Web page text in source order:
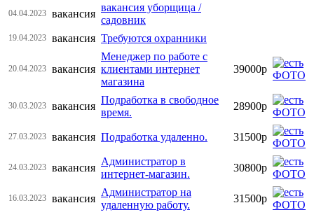
04.04.2023 вакансия
вакансия уборщица /
садовник
19.04.2023 вакансия Требуются охранники
20.04.2023 вакансия
Менеджер по работе с
клиентами интернет
магазина
39000р
30.03.2023 вакансия
Подработка в свободное
время.
28900р
27.03.2023 вакансия Подработка удаленно. 31500р
24.03.2023 вакансия
Администратор в
интернет-магазин.
30800р
16.03.2023 вакансия
Администратор на
удаленную работу.
31500р